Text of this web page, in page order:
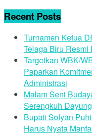
Recent Posts
Turnamen Ketua
Telaga Biru Resmi
Targetkan WBK/
Paparkan
Administrasi
Malam Seni
Serengkuh
Bupati Sofyan
Harus Nyata